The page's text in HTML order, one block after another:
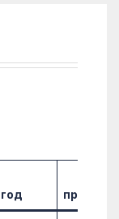
год